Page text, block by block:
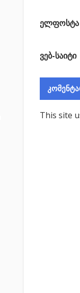
ელფოსტა
ვებ-საიტი
This site